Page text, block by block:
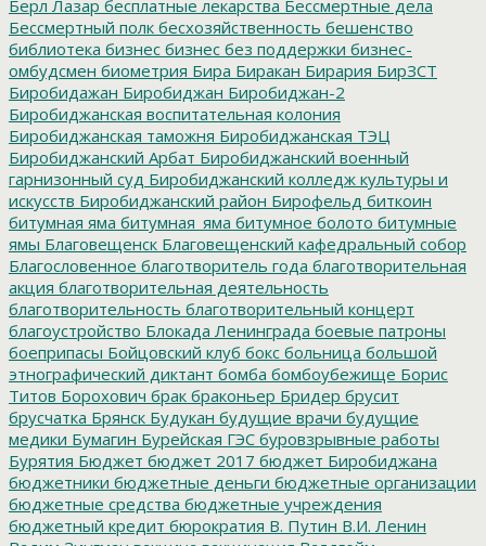
Берл Лазар бесплатные лекарства Бессмертные дела
Бессмертный полк бесхозяйственность бешенство
библиотека бизнес бизнес без поддержки бизнес-
омбудсмен биометрия Бира Биракан Бирария БирЗСТ
Биробидажан Биробиджан Биробиджан-2
Биробиджанская воспитательная колония
Биробиджанская таможня Биробиджанская ТЭЦ
Биробиджанский Арбат Биробиджанский военный
гарнизонный суд Биробиджанский колледж культуры и
искусств Биробиджанский район Бирофельд биткоин
битумная яма битумная_яма битумное болото битумные
ямы Благовещенск Благовещенский кафедральный собор
Благословенное благотворитель года благотворительная
акция благотворительная деятельность
благотворительность благотворительный концерт
благоустройство Блокада Ленинграда боевые патроны
боеприпасы Бойцовский клуб бокс больница большой
этнографический диктант бомба бомбоубежище Борис
Титов Борохович брак браконьер Бридер брусит
брусчатка Брянск Будукан будущие врачи будущие
медики Бумагин Бурейская ГЭС буровзрывные работы
Бурятия Бюджет бюджет 2017 бюджет Биробиджана
бюджетники бюджетные деньги бюджетные организации
бюджетные средства бюджетные учреждения
бюджетный кредит бюрократия В. Путин В.И. Ленин